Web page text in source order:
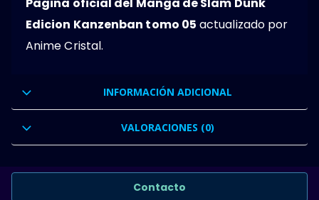
Edicion Kanzenban tomo 05 actualizado por
Anime Cristal.
INFORMACIÓN ADICIONAL
VALORACIONES (0)
Contacto